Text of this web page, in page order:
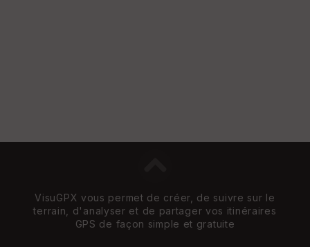
VisuGPX vous permet de créer, de suivre sur le
terrain, d'analyser et de partager vos itinéraires
GPS de façon simple et gratuite